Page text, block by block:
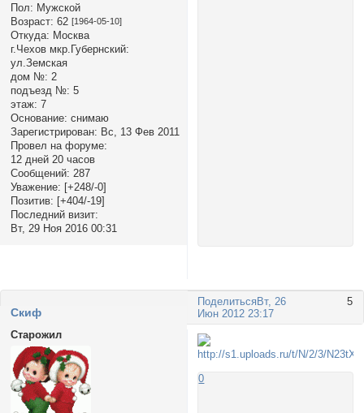
Пол: Мужской
Возраст: 62 [1964-05-10]
Откуда: Москва
г.Чехов мкр.Губернский:
ул.Земская
дом №: 2
подъезд №: 5
этаж: 7
Основание: снимаю
Зарегистрирован: Вс, 13 Фев 2011
Провел на форуме:
12 дней 20 часов
Сообщений: 287
Уважение: [+248/-0]
Позитив: [+404/-19]
Последний визит:
Вт, 29 Ноя 2016 00:31
Поделиться 5
Вт, 26
Июн 2012 23:17
Cкиф
Старожил
0